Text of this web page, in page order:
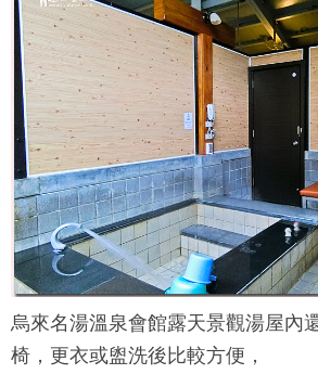
烏來名湯溫泉會館露天景觀湯屋內
椅，更衣或盥洗後比較方便，